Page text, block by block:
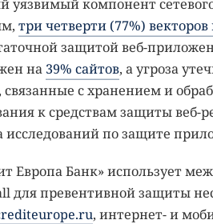
уязвимый компонент
три четверти (77%)
защитой веб-
на 39% сайтов, а угроза
связанные с хранением и
к средствам защиты веб-
исследований по защите
Европа Банк» использует
для превентивной защиты
, интернет- и